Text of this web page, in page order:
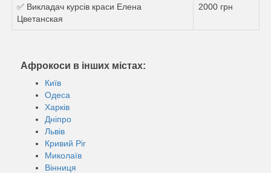
✅ Викладач курсів краси Елена
Цветанская
2000 грн
Афрокоси в інших містах:
Київ
Одеса
Харків
Дніпро
Львів
Кривий Ріг
Миколаїв
Вінниця